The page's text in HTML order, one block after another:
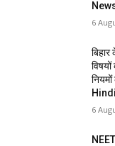
6
बिहार
6